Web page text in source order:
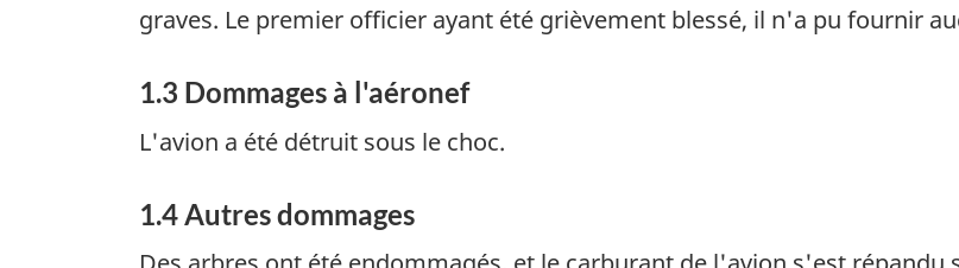
graves. Le premier officier ayant été grièvement blessé, il n'a pu fournir
1.3 Dommages à l'aéronef
L'avion a été détruit sous le choc.
1.4 Autres dommages